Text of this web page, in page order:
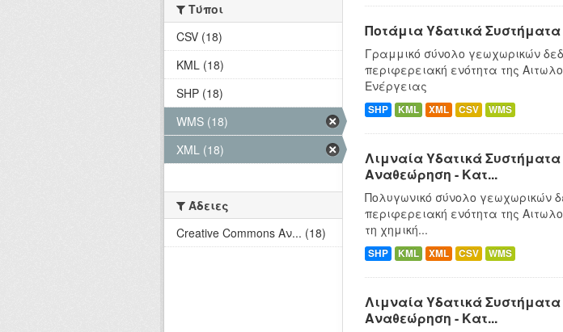
Ποτάμια Υδατικά
Γραμμικό σύνολο γεωχωρικών
περιφερειακή ενότητα της
Ενέργειας
SHP KML XML CSV WMS
Λιμναία Υδατικά
Αναθεώρηση - Κατ...
Πολυγωνικό σύνολο γεωχωρικών
περιφερειακή ενότητα της
τη χημική...
SHP KML XML CSV WMS
Λιμναία Υδατικά
Αναθεώρηση - Κατ...
Τύποι
CSV (18)
KML (18)
SHP (18)
WMS (18)
XML (18)
Άδειες
Creative Commons Αν... (18)